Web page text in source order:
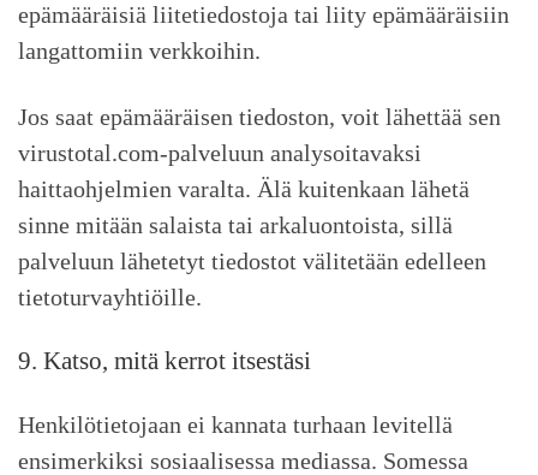
epämääräisiä liitetiedostoja tai liity epämääräisiin
langattomiin verkkoihin.
Jos saat epämääräisen tiedoston, voit lähettää sen
virustotal.com-palveluun analysoitavaksi
haittaohjelmien varalta. Älä kuitenkaan lähetä
sinne mitään salaista tai arkaluontoista, sillä
palveluun lähetetyt tiedostot välitetään edelleen
tietoturvayhtiöille.
9. Katso, mitä kerrot itsestäsi
Henkilötietojaan ei kannata turhaan levitellä
ensimerkiksi sosiaalisessa mediassa. Somessa